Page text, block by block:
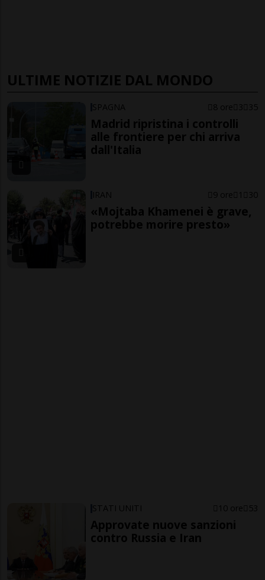
ULTIME NOTIZIE DAL MONDO
SPAGNA 8 ore 3 35
Madrid ripristina i controlli
alle frontiere per chi arriva
dall'Italia
IRAN 9 ore 1 30
«Mojtaba Khamenei è grave,
potrebbe morire presto»
STATI UNITI 10 ore 53
Approvate nuove sanzioni
contro Russia e Iran